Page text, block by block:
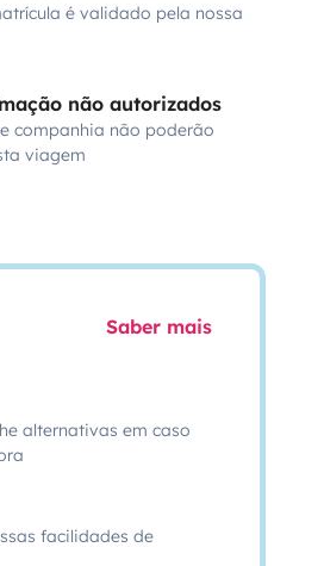
é validado pela nossa
não autorizados
companhia não poderão
viagem
Saber mais
alternativas em caso
facilidades de